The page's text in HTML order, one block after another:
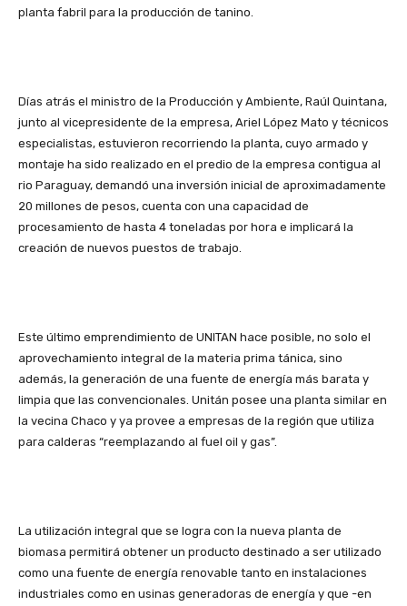
planta fabril para la producción de tanino.
Días atrás el ministro de la Producción y Ambiente, Raúl Quintana,
junto al vicepresidente de la empresa, Ariel López Mato y técnicos
especialistas, estuvieron recorriendo la planta, cuyo armado y
montaje ha sido realizado en el predio de la empresa contigua al
rio Paraguay, demandó una inversión inicial de aproximadamente
20 millones de pesos, cuenta con una capacidad de
procesamiento de hasta 4 toneladas por hora e implicará la
creación de nuevos puestos de trabajo.
Este último emprendimiento de UNITAN hace posible, no solo el
aprovechamiento integral de la materia prima tánica, sino
además, la generación de una fuente de energía más barata y
limpia que las convencionales. Unitán posee una planta similar en
la vecina Chaco y ya provee a empresas de la región que utiliza
para calderas “reemplazando al fuel oil y gas”.
La utilización integral que se logra con la nueva planta de
biomasa permitirá obtener un producto destinado a ser utilizado
como una fuente de energía renovable tanto en instalaciones
industriales como en usinas generadoras de energía y que -en